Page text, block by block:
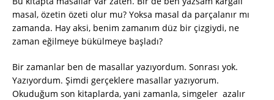
masal, özetin özeti olur mu? Yoksa masal da parçalanır mı
zamanda. Hay aksi, benim zamanım düz bir çizgiydi, ne
zaman eğilmeye bükülmeye başladı?
Bir zamanlar ben de masallar yazıyordum. Sonrası yok.
Yazıyordum. Şimdi gerçeklere masallar yazıyorum.
Okuduğum son kitaplarda, yani zamanla, simgeler azalır